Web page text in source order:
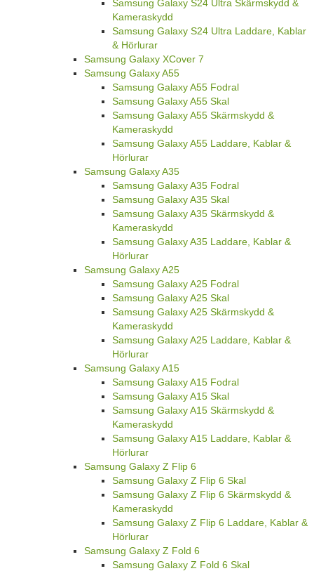
Samsung Galaxy S24 Ultra Skärmskydd &
Kameraskydd
Samsung Galaxy S24 Ultra Laddare, Kablar
& Hörlurar
Samsung Galaxy XCover 7
Samsung Galaxy A55
Samsung Galaxy A55 Fodral
Samsung Galaxy A55 Skal
Samsung Galaxy A55 Skärmskydd &
Kameraskydd
Samsung Galaxy A55 Laddare, Kablar &
Hörlurar
Samsung Galaxy A35
Samsung Galaxy A35 Fodral
Samsung Galaxy A35 Skal
Samsung Galaxy A35 Skärmskydd &
Kameraskydd
Samsung Galaxy A35 Laddare, Kablar &
Hörlurar
Samsung Galaxy A25
Samsung Galaxy A25 Fodral
Samsung Galaxy A25 Skal
Samsung Galaxy A25 Skärmskydd &
Kameraskydd
Samsung Galaxy A25 Laddare, Kablar &
Hörlurar
Samsung Galaxy A15
Samsung Galaxy A15 Fodral
Samsung Galaxy A15 Skal
Samsung Galaxy A15 Skärmskydd &
Kameraskydd
Samsung Galaxy A15 Laddare, Kablar &
Hörlurar
Samsung Galaxy Z Flip 6
Samsung Galaxy Z Flip 6 Skal
Samsung Galaxy Z Flip 6 Skärmskydd &
Kameraskydd
Samsung Galaxy Z Flip 6 Laddare, Kablar &
Hörlurar
Samsung Galaxy Z Fold 6
Samsung Galaxy Z Fold 6 Skal